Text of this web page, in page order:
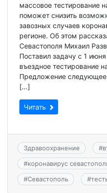
массовое тестирование
поможет снизить
завозных случаев
регионе. Об этом
Севастополя Михаил
Поставил задачу с 1
въездное тестирование
Предложение
[…]
Читать
Здравоохранение #
#коронавирус
#Севастополь #